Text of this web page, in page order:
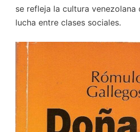
se refleja la cultura venezolana
lucha entre clases sociales.